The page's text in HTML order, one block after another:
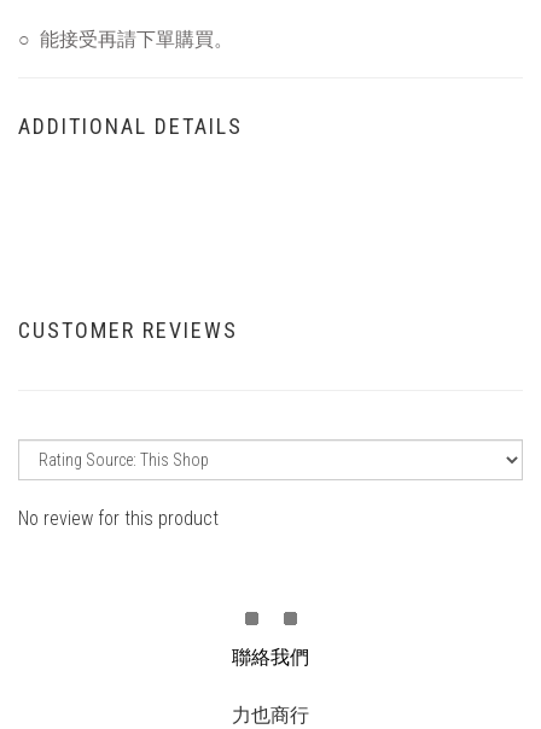
○ 能接受再請下單購買。
ADDITIONAL DETAILS
CUSTOMER REVIEWS
No review for this product
聯絡我們
力也商行